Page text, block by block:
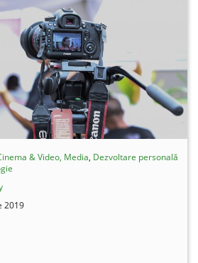
& Video, Media, Dezvoltare personală
2019